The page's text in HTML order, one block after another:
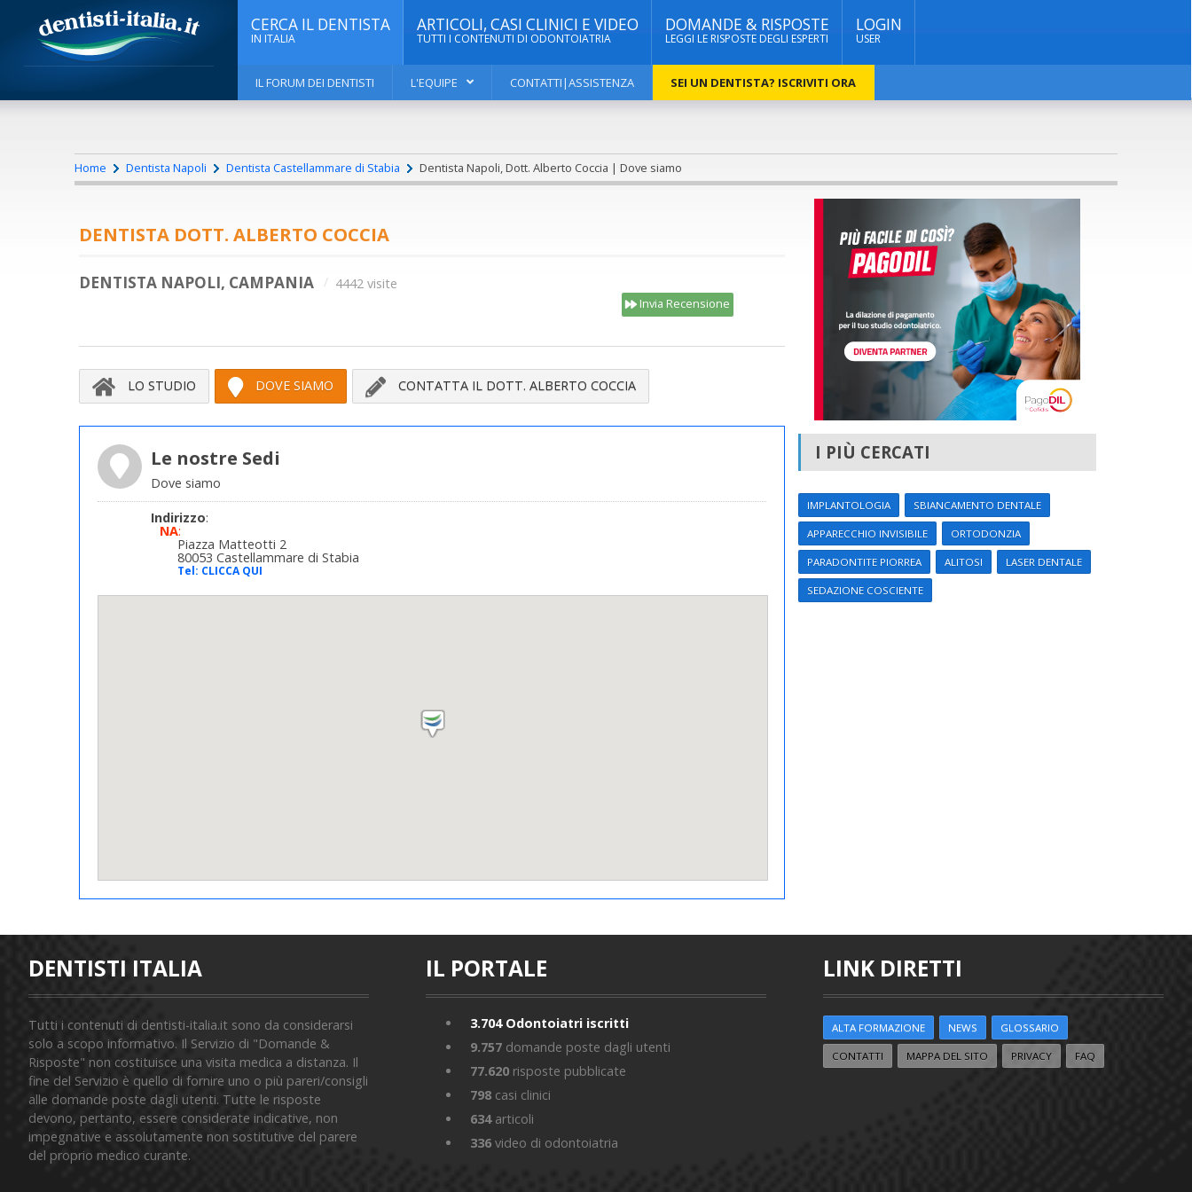
CERCA IL DENTISTA
IN ITALIA
ARTICOLI, CASI CLINICI E VIDEO
TUTTI I CONTENUTI DI ODONTOIATRIA
DOMANDE & RISPOSTE
LEGGI LE RISPOSTE DEGLI ESPERTI
LOGIN
USER
IL FORUM DEI DENTISTI L'EQUIPE CONTATTI|ASSISTENZA SEI UN DENTISTA? ISCRIVITI ORA
Home Dentista Napoli Dentista Castellammare di Stabia Dentista Napoli, Dott. Alberto Coccia | Dove siamo
DENTISTA DOTT. ALBERTO COCCIA
DENTISTA NAPOLI, CAMPANIA 4442 visite
Invia Recensione
LO STUDIO DOVE SIAMO CONTATTA IL DOTT. ALBERTO COCCIA
Le nostre Sedi
Dove siamo
Indirizzo:
NA:
Piazza Matteotti 2
80053 Castellammare di Stabia
Tel: CLICCA QUI
I PIÙ CERCATI
IMPLANTOLOGIA SBIANCAMENTO DENTALE
APPARECCHIO INVISIBILE ORTODONZIA
PARADONTITE PIORREA ALITOSI LASER DENTALE
SEDAZIONE COSCIENTE
DENTISTI ITALIA
Tutti i contenuti di dentisti-italia.it sono da considerarsi
solo a scopo informativo. Il Servizio di "Domande &
Risposte" non costituisce una visita medica a distanza. Il
fine del Servizio è quello di fornire uno o più pareri/consigli
alle domande poste dagli utenti. Tutte le risposte
devono, pertanto, essere considerate indicative, non
impegnative e assolutamente non sostitutive del parere
del proprio medico curante.
IL PORTALE
3.704Odontoiatri iscritti
9.757 domande poste dagli utenti
77.620 risposte pubblicate
798 casi clinici
634articoli
336 video di odontoiatria
LINK DIRETTI
ALTA FORMAZIONE NEWS GLOSSARIO
CONTATTI MAPPA DEL SITO PRIVACY FAQ